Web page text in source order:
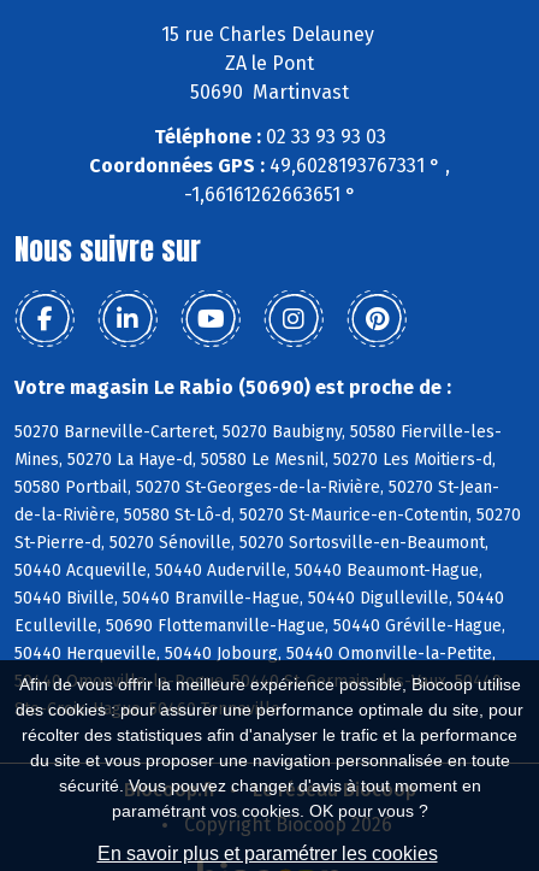
Afin de vous offrir la meilleure expérience possible, Biocoop utilise
des cookies : pour assurer une performance optimale du site, pour
récolter des statistiques afin d'analyser le trafic et la performance
du site et vous proposer une navigation personnalisée en toute
sécurité. Vous pouvez changer d'avis à tout moment en
paramétrant vos cookies. OK pour vous ?
En savoir plus et paramétrer les cookies
15 rue Charles Delauney
ZA le Pont
50690 Martinvast
Téléphone :02 33 93 93 03
Coordonnées GPS : 49,6028193767331 ° ,
-1,66161262663651 °
Nous suivre sur
Votre magasin Le Rabio (50690) est proche de :
50270 Barneville-Carteret, 50270 Baubigny, 50580 Fierville-les-
Mines, 50270 La Haye-d, 50580 Le Mesnil, 50270 Les Moitiers-d,
50580 Portbail, 50270 St-Georges-de-la-Rivière, 50270 St-Jean-
de-la-Rivière, 50580 St-Lô-d, 50270 St-Maurice-en-Cotentin, 50270
St-Pierre-d, 50270 Sénoville, 50270 Sortosville-en-Beaumont,
50440 Acqueville, 50440 Auderville, 50440 Beaumont-Hague,
50440 Biville, 50440 Branville-Hague, 50440 Digulleville, 50440
Eculleville, 50690 Flottemanville-Hague, 50440 Gréville-Hague,
50440 Herqueville, 50440 Jobourg, 50440 Omonville-la-Petite,
50440 Omonville-la-Rogue, 50440 St-Germain-des-Vaux, 50440
Ste-Croix-Hague, 50460 Tonneville
Biocoop.fr
Le réseau Biocoop
Copyright Biocoop 2026